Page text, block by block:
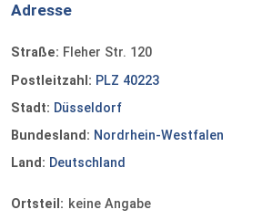
Adresse
Straße: Fleher Str. 120
Postleitzahl: PLZ 40223
Stadt: Düsseldorf
Bundesland: Nordrhein-Westfalen
Land: Deutschland
Ortsteil: keine Angabe